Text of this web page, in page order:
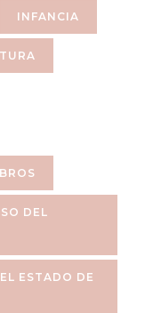
INFANCIA
DEL
ESTADO DE